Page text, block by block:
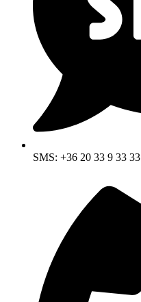
SMS: +36 20 33 9 33 33